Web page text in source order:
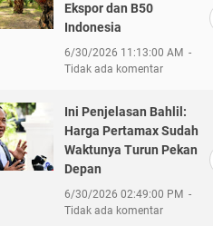
Ekspor dan B50
Indonesia
6/30/2026 11:13:00 AM
Tidak ada komentar
Ini Penjelasan Bahlil:
Harga Pertamax Sudah
Waktunya Turun Pekan
Depan
6/30/2026 02:49:00 PM
Tidak ada komentar